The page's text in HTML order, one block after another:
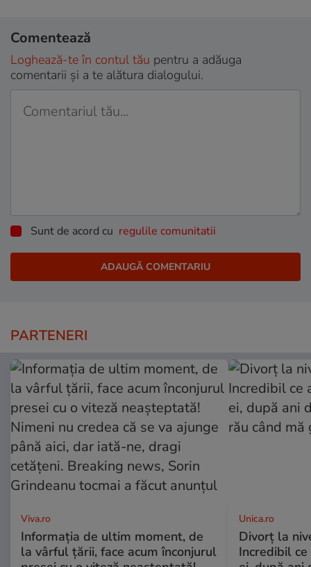
Comentează
Loghează-te în contul tău pentru a adăuga
comentarii și a te alătura dialogului.
Sunt de acord cu regulile comunitatii
PARTENERI
Viva.ro
Informația de ultim moment, de
la vârful țării, face acum înconjurul
Unica.ro
Divorț la
Incredibil